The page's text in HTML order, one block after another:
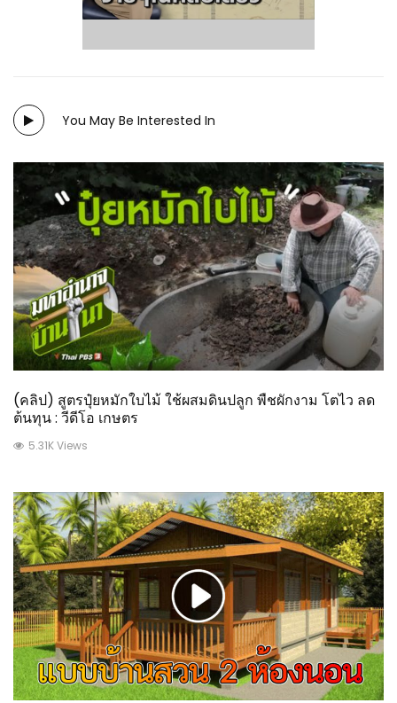
You May Be Interested In
(คลิป) สูตรปุ๋ยหมักใบไม้ ใช้ผสมดินปลูก พืชผักงาม โตไว ลด
ต้นทุน : วีดีโอ เกษตร
5.31K Views